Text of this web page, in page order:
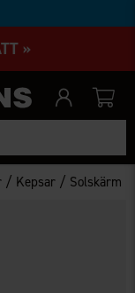
»
/ Kepsar / Solskärm